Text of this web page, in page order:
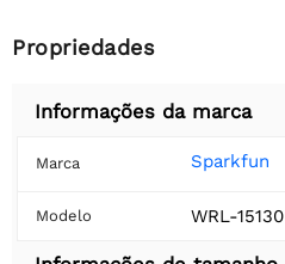
Propriedades
Informações da marca
Marca Sparkfun
Modelo WRL-15130